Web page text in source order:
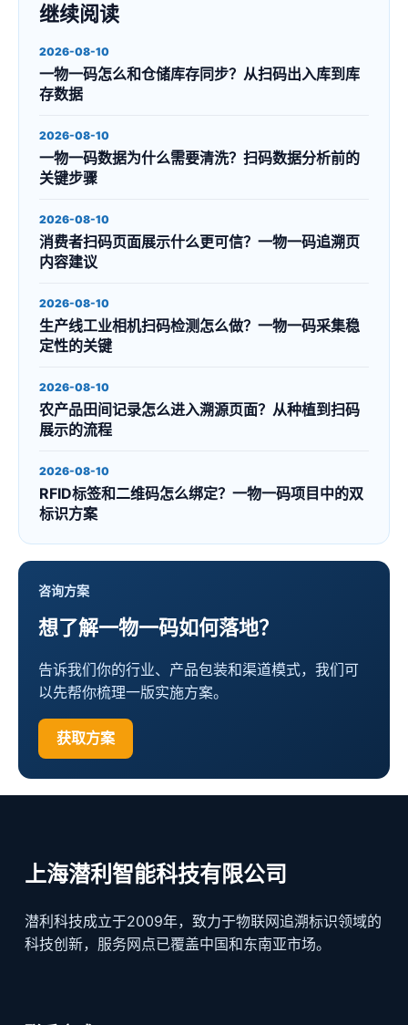
继续阅读
2026-08-10
一物一码怎么和仓储库存同步？从扫码出入库到库
存数据
2026-08-10
一物一码数据为什么需要清洗？扫码数据分析前的
关键步骤
2026-08-10
消费者扫码页面展示什么更可信？一物一码追溯页
内容建议
2026-08-10
生产线工业相机扫码检测怎么做？一物一码采集稳
定性的关键
2026-08-10
农产品田间记录怎么进入溯源页面？从种植到扫码
展示的流程
2026-08-10
RFID标签和二维码怎么绑定？一物一码项目中的双
标识方案
咨询方案
想了解一物一码如何落地？
告诉我们你的行业、产品包装和渠道模式，我们可
以先帮你梳理一版实施方案。
获取方案
上海潜利智能科技有限公司
潜利科技成立于2009年，致力于物联网追溯标识领域的
科技创新，服务网点已覆盖中国和东南亚市场。